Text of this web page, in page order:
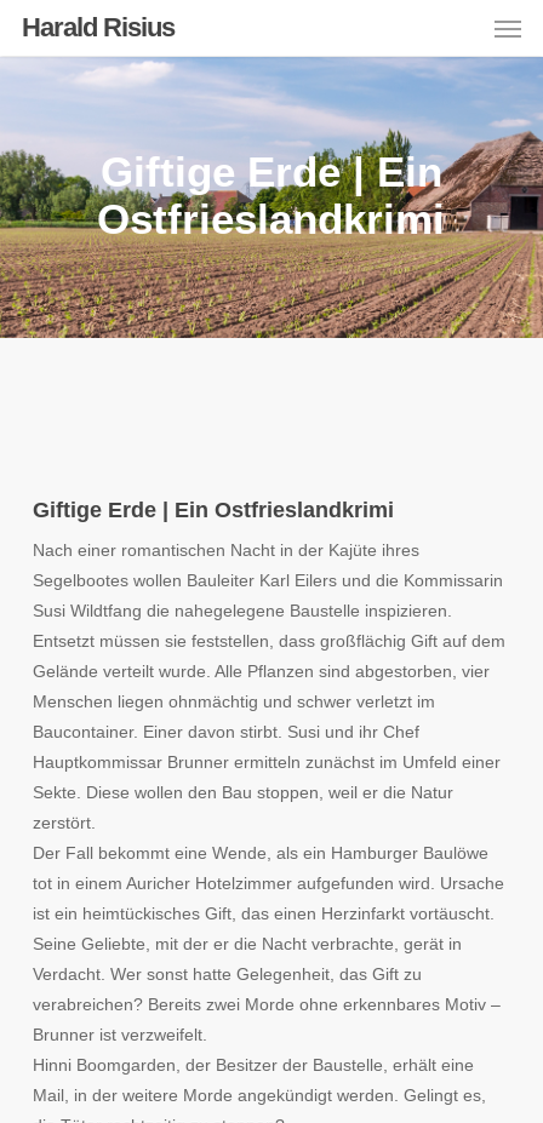
Harald Risius
Giftige Erde | Ein
Ostfrieslandkrimi
Giftige Erde | Ein Ostfrieslandkrimi
Nach einer romantischen Nacht in der Kajüte ihres
Segelbootes wollen Bauleiter Karl Eilers und die Kommissarin
Susi Wildtfang die nahegelegene Baustelle inspizieren.
Entsetzt müssen sie feststellen, dass großflächig Gift auf dem
Gelände verteilt wurde. Alle Pflanzen sind abgestorben, vier
Menschen liegen ohnmächtig und schwer verletzt im
Baucontainer. Einer davon stirbt. Susi und ihr Chef
Hauptkommissar Brunner ermitteln zunächst im Umfeld einer
Sekte. Diese wollen den Bau stoppen, weil er die Natur
zerstört.
Der Fall bekommt eine Wende, als ein Hamburger Baulöwe
tot in einem Auricher Hotelzimmer aufgefunden wird. Ursache
ist ein heimtückisches Gift, das einen Herzinfarkt vortäuscht.
Seine Geliebte, mit der er die Nacht verbrachte, gerät in
Verdacht. Wer sonst hatte Gelegenheit, das Gift zu
verabreichen? Bereits zwei Morde ohne erkennbares Motiv –
Brunner ist verzweifelt.
Hinni Boomgarden, der Besitzer der Baustelle, erhält eine
Mail, in der weitere Morde angekündigt werden. Gelingt es,